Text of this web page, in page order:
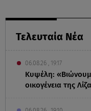
Τελευταία Νέα
06.08.26 , 19:17
Κυψέλη:
οικογένεια της Λίζα